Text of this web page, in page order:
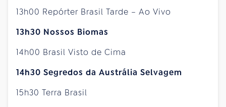
13h00 Repórter Brasil Tarde – Ao Vivo
13h30 Nossos Biomas
14h00 Brasil Visto de Cima
14h30 Segredos da Austrália Selvagem
15h30 Terra Brasil